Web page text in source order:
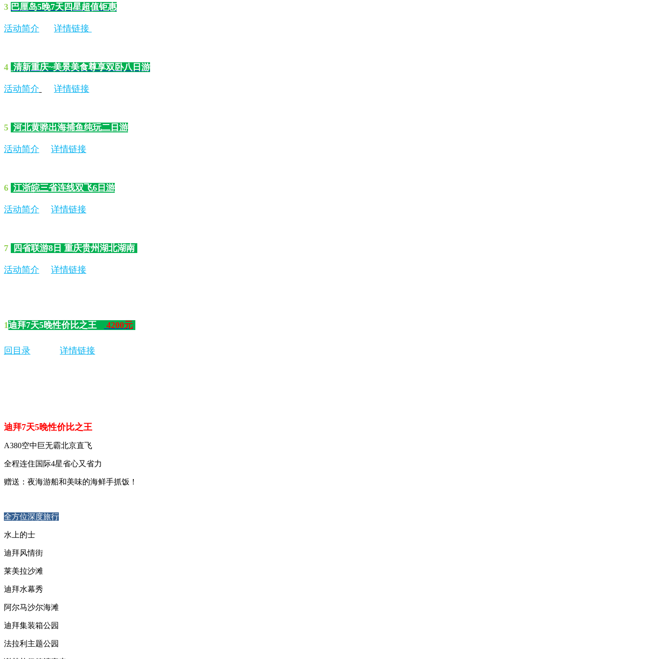
3 巴厘岛5晚7天四星超值钜惠
活动简介 详情链接
4 清新重庆~美景美食尊享双卧八日游
活动简介 详情链接
5 河北黄骅出海捕鱼纯玩二日游
活动简介 详情链接
6 江浙皖三省连线双飞6日游
活动简介 详情链接
7 四省联游8日 重庆贵州湖北湖南
活动简介 详情链接
1迪拜7天5晚性价比之王 4200元
回目录 详情链接
迪拜7天5晚性价比之王
A380空中巨无霸北京直飞
全程连住国际4星省心又省力
赠送：夜海游船和美味的海鲜手抓饭！
全方位深度旅行
水上的士
迪拜风情街
莱美拉沙滩
迪拜水幕秀
阿尔马沙尔海滩
迪拜集装箱公园
法拉利主题公园